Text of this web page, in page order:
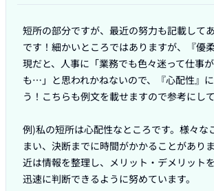
短所の部分ですが、最近の努力も記載して
です！細かいところではありますが、『優
現だと、人事に「業務でも色々迷って仕事
も…」と思われかねないので、『心配性』
う！こちらも例文を載せますので参考にし
例)私の短所は心配性なところです。様々な
まい、決断までに時間がかかることがあり
近は情報を整理し、メリット・デメリット
迅速に判断できるように努めています。